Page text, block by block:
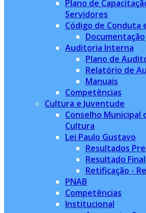
Plano de
Servidores
Código de Conduta
Documentação
Auditoria Interna
Plano de
Relatório de
Manuais
Competências
Cultura e Juventude
Conselho Municipal
Cultura
Lei Paulo Gustavo
Resultados
Resultado Final
Retificação -
PNAB
Competências
Institucional